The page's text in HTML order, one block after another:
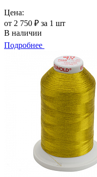
Цена:
от 2 750 ₽ за 1 шт
В наличии
Подробнее